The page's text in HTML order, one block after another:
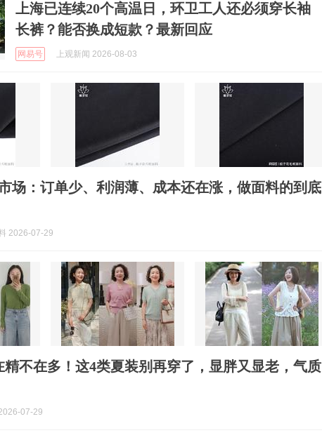
上海已连续20个高温日，环卫工人还必须穿长袖
长裤？能否换成短款？最新回应
网易号 上观新闻 2026-08-03
场：订单少、利润薄、成本还在涨，做面料的到底
2026-07-29
精不在多！这4类夏装别再穿了，显胖又显老，气质
07-29